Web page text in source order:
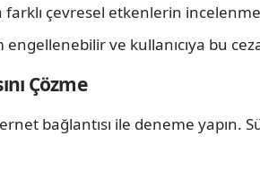
çevresel etkenlerin
ve kullanıcıya bu
Çözme
bağlantısı ile deneme yapın.